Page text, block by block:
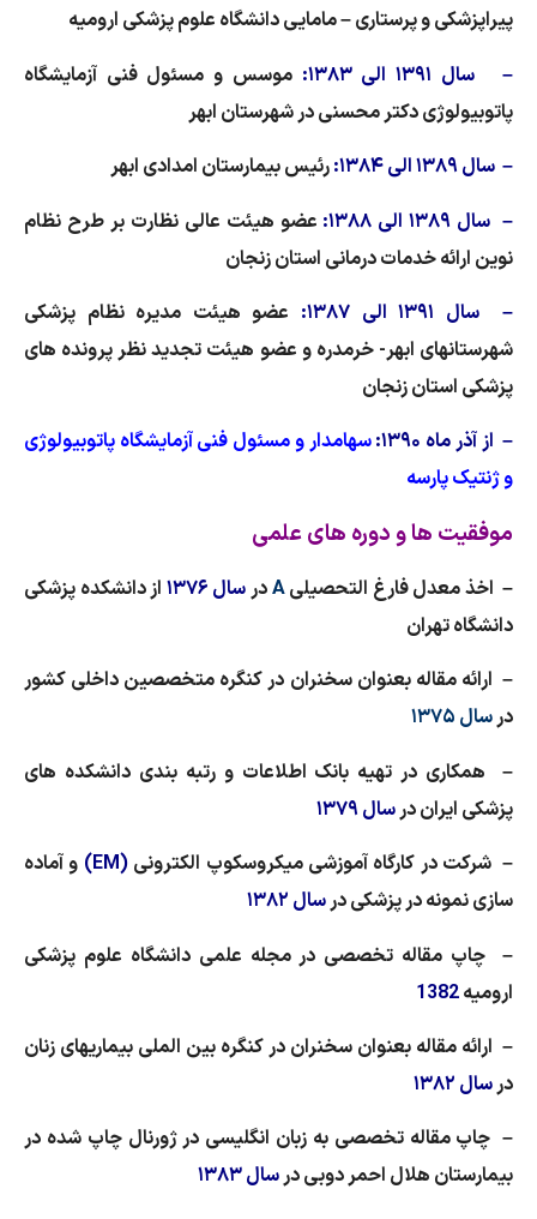
پیراپزشکی و پرستاری – مامایی دانشگاه علوم پزشکی ارومیه
–سال ۱۳۹۱ الی ۱۳۸۳:
موسس و مسئول فنی آزمایشگاه
پاتوبیولوژی دکتر محسنی در شهرستان ابهر
– سال ۱۳۸۹ الی ۱۳۸۴:
رئیس بیمارستان امدادی ابهر
– سال ۱۳۸۹ الی ۱۳۸۸:
عضو هیئت عالی نظارت بر طرح نظام
نوین ارائه خدمات درمانی استان زنجان
–سال ۱۳۹۱ الی ۱۳۸۷:
عضو هیئت مدیره نظام پزشکی
شهرستانهای ابهر- خرمدره و عضو هیئت تجدید نظر پرونده های
پزشکی استان زنجان
– از آذر ماه ۱۳۹۰:
سهامدار و مسئول فنی آزمایشگاه پاتوبیولوژی
و ژنتیک پارسه
موفقیت ها و دوره های علمی
– اخذ معدل فارغ التحصیلیAدرسال ۱۳۷۶
از دانشکده پزشکی
دانشگاه تهران
– ارائه مقاله بعنوان سخنران در کنگره متخصصین داخلی کشور
درسال ۱۳۷۵
– همکاری در تهیه بانک اطلاعات و رتبه بندی دانشکده های
پزشکی ایران درسال ۱۳۷۹
– شرکت در کارگاه آموزشی میکروسکوپ الکترونی (
EM
) و آماده
سازی نمونه در پزشکی درسال ۱۳۸۲
– چاپ مقاله تخصصی در مجله علمی دانشگاه علوم پزشکی
ارومیه1382
– ارائه مقاله بعنوان سخنران در کنگره بین الملی بیماریهای زنان
درسال ۱۳۸۲
– چاپ مقاله تخصصی به زبان انگلیسی در ژورنال چاپ شده در
بیمارستان هلال احمر دوبی درسال ۱۳۸۳